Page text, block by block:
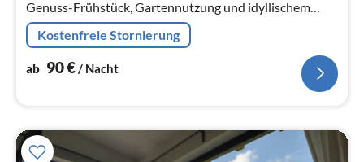
Genuss-Frühstück, Gartennutzung und idyllischem
Freisitz anbieten. Ruhig gelegen, bis zur Altstadt Zell ca.
1,7 km.
Kostenfreie Stornierung
ab 90€/ Nacht